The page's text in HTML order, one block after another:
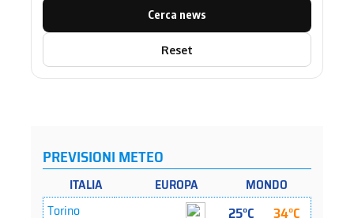
Cerca news
Reset